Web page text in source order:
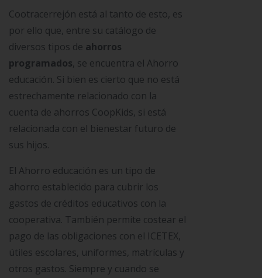
Cootracerrejón está al tanto de esto, es
por ello que, entre su catálogo de
diversos tipos de ahorros
programados, se encuentra el Ahorro
educación. Si bien es cierto que no está
estrechamente relacionado con la
cuenta de ahorros CoopKids, si está
relacionada con el bienestar futuro de
sus hijos.
El Ahorro educación es un tipo de
ahorro establecido para cubrir los
gastos de créditos educativos con la
cooperativa. También permite costear el
pago de las obligaciones con el ICETEX,
útiles escolares, uniformes, matrículas y
otros gastos. Siempre y cuando se